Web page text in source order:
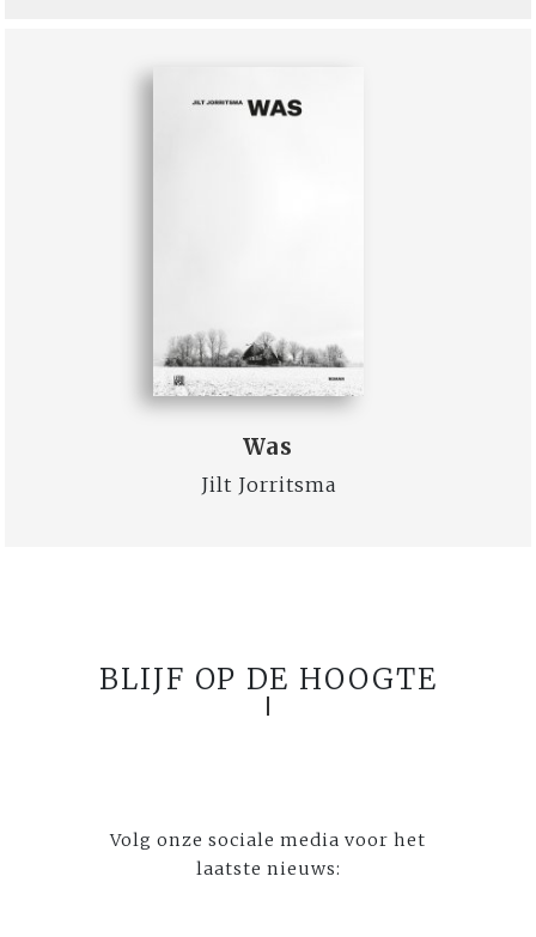
Was
Jilt Jorritsma
BLIJF OP DE HOOGTE
Volg onze sociale media voor het
laatste nieuws: